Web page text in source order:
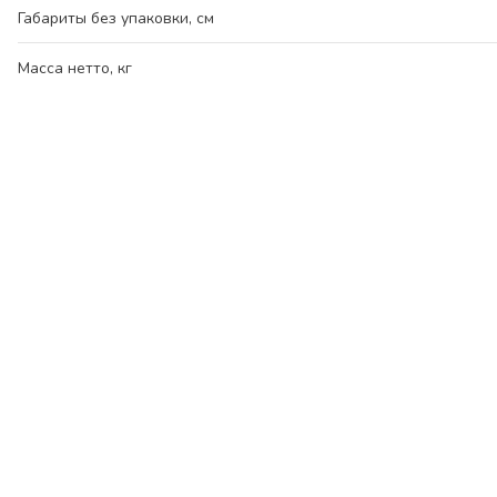
Габариты без упаковки, см
Масса нетто, кг